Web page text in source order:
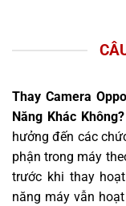
Thay Camera
Năng Khác Không?
hưởng đến các
phận trong máy
trước khi thay
năng máy vẫn